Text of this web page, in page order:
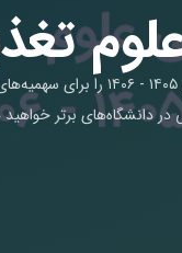
در این مقاله لیست کامل آخرین رتبه
در دانشگاه‌های برتر